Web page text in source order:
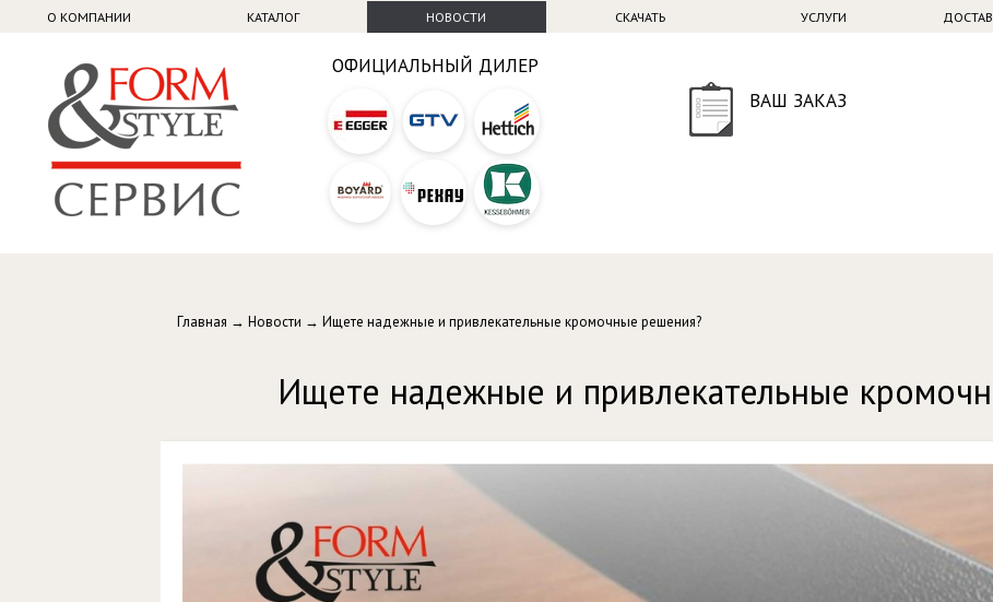
О КОМПАНИИ КАТАЛОГ НОВОСТИ СКАЧАТЬ УСЛУГИ
ОФИЦИАЛЬНЫЙ ДИЛЕР
ВАШ ЗАКАЗ
Главная → Новости → Ищете надежные и привлекательные кромочные решения?
Ищете надежные и привлекательные